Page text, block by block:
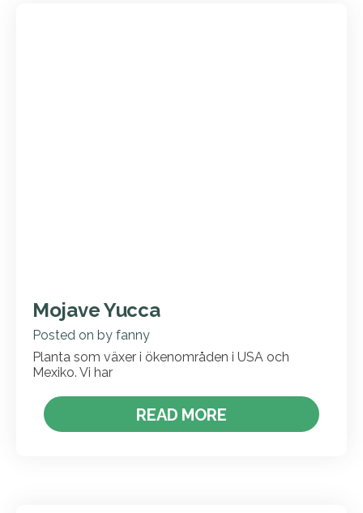
Mojave Yucca
Posted on by fanny
Planta som växer i ökenområden i USA och
Mexiko. Vi har
READ MORE